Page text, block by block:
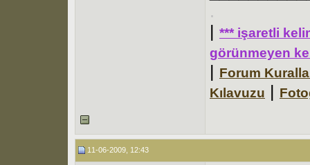
.
| *** işaretli
görünmeyen
| Forum
Kılavuzu |
11-06-2009, 12:43